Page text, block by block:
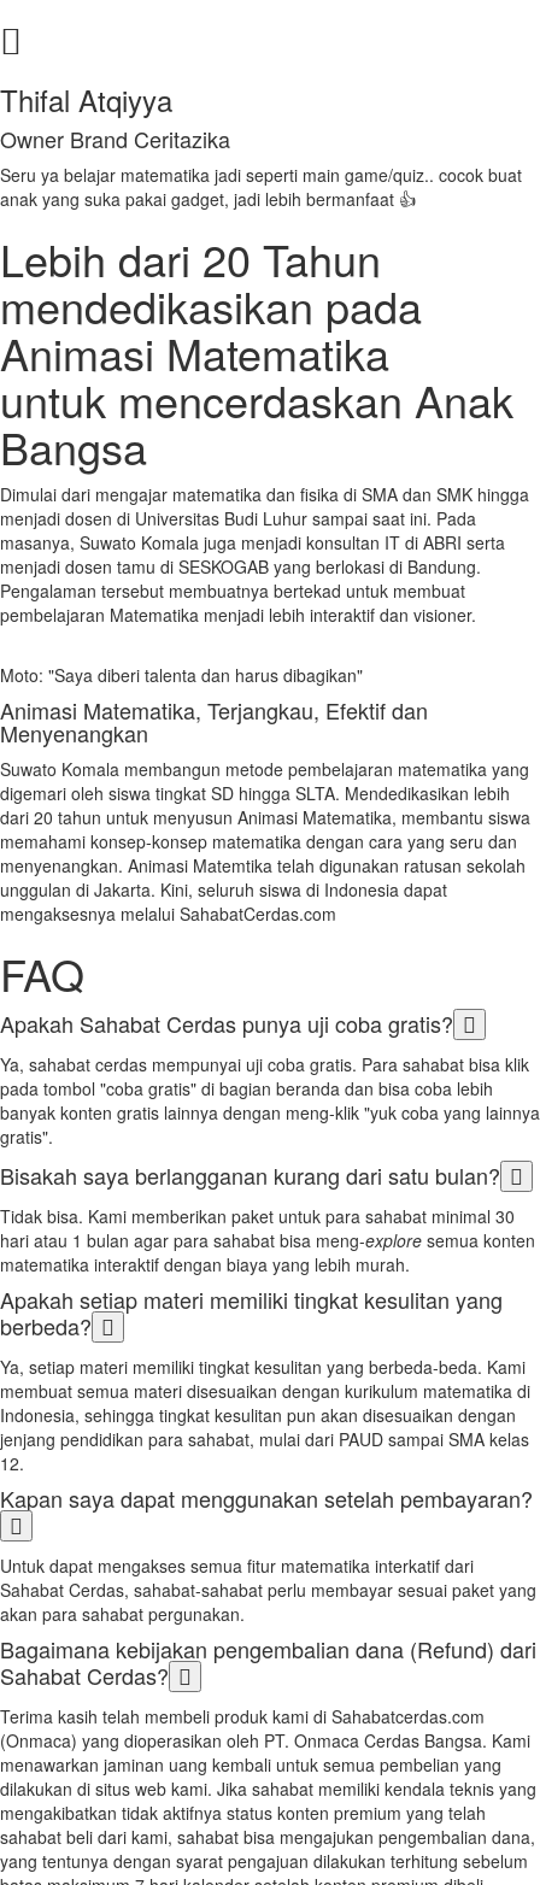
Thifal Atqiyya
Owner Brand Ceritazika
Seru ya belajar matematika jadi seperti main game/quiz.. cocok buat
anak yang suka pakai gadget, jadi lebih bermanfaat 👍
Lebih dari 20 Tahun
mendedikasikan pada
Animasi Matematika
untuk mencerdaskan Anak
Bangsa
Dimulai dari mengajar matematika dan fisika di SMA dan SMK hingga
menjadi dosen di Universitas Budi Luhur sampai saat ini. Pada
masanya, Suwato Komala juga menjadi konsultan IT di ABRI serta
menjadi dosen tamu di SESKOGAB yang berlokasi di Bandung.
Pengalaman tersebut membuatnya bertekad untuk membuat
pembelajaran Matematika menjadi lebih interaktif dan visioner.
Moto: "Saya diberi talenta dan harus dibagikan"
Animasi Matematika, Terjangkau, Efektif dan
Menyenangkan
Suwato Komala membangun metode pembelajaran matematika yang
digemari oleh siswa tingkat SD hingga SLTA. Mendedikasikan lebih
dari 20 tahun untuk menyusun Animasi Matematika, membantu siswa
memahami konsep-konsep matematika dengan cara yang seru dan
menyenangkan. Animasi Matemtika telah digunakan ratusan sekolah
unggulan di Jakarta. Kini, seluruh siswa di Indonesia dapat
mengaksesnya melalui SahabatCerdas.com
FAQ
Apakah Sahabat Cerdas punya uji coba gratis?
Ya, sahabat cerdas mempunyai uji coba gratis. Para sahabat bisa klik
pada tombol "coba gratis" di bagian beranda dan bisa coba lebih
banyak konten gratis lainnya dengan meng-klik "yuk coba yang lainnya
gratis".
Bisakah saya berlangganan kurang dari satu bulan?
Tidak bisa. Kami memberikan paket untuk para sahabat minimal 30
hari atau 1 bulan agar para sahabat bisa meng-explore semua konten
matematika interaktif dengan biaya yang lebih murah.
Apakah setiap materi memiliki tingkat kesulitan yang
berbeda?
Ya, setiap materi memiliki tingkat kesulitan yang berbeda-beda. Kami
membuat semua materi disesuaikan dengan kurikulum matematika di
Indonesia, sehingga tingkat kesulitan pun akan disesuaikan dengan
jenjang pendidikan para sahabat, mulai dari PAUD sampai SMA kelas
12.
Kapan saya dapat menggunakan setelah pembayaran?
Untuk dapat mengakses semua fitur matematika interkatif dari
Sahabat Cerdas, sahabat-sahabat perlu membayar sesuai paket yang
akan para sahabat pergunakan.
Bagaimana kebijakan pengembalian dana (Refund) dari
Sahabat Cerdas?
Terima kasih telah membeli produk kami di Sahabatcerdas.com
(Onmaca) yang dioperasikan oleh PT. Onmaca Cerdas Bangsa. Kami
menawarkan jaminan uang kembali untuk semua pembelian yang
dilakukan di situs web kami. Jika sahabat memiliki kendala teknis yang
mengakibatkan tidak aktifnya status konten premium yang telah
sahabat beli dari kami, sahabat bisa mengajukan pengembalian dana,
yang tentunya dengan syarat pengajuan dilakukan terhitung sebelum